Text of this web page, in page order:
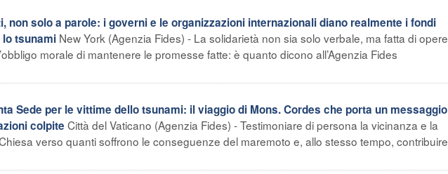
non solo a parole: i governi e le organizzazioni internazionali diano realmente i fondi
tsunami New York (Agenzia Fides) - La solidarietà non sia solo verbale, ma fatta di opere
morale di mantenere le promesse fatte: è quanto dicono all’Agenzia Fides
Sede per le vittime dello tsunami: il viaggio di Mons. Cordes che porta un messaggio
colpite Città del Vaticano (Agenzia Fides) - Testimoniare di persona la vicinanza e la
verso quanti soffrono le conseguenze del maremoto e, allo stesso tempo, contribuire